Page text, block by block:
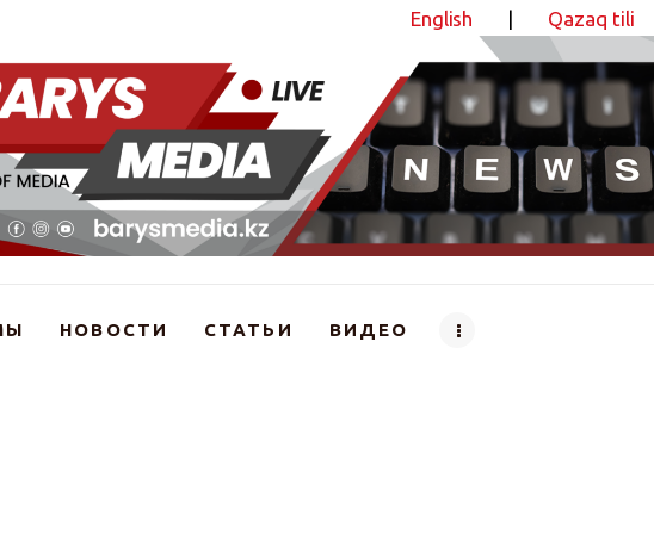
English | Qazaq tili
НОВОСТИ СТАТЬИ ВИДЕО
Новостной портал